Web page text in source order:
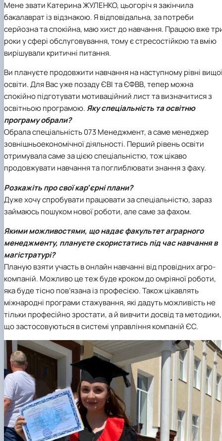
Мене звати Катерина ЖУЛЕНКО, цьогоріч я закінчила
бакалаврат із відзнакою. Я відповідальна, за потреби
серйозна та спокійна, маю хист до навчання. Працюю вже
роки у сфері обслуговування, тому є стресостійкою та вмію
вирішували критичні питання.
Ви плануєте продовжити навчання на наступному рівні
освіти. Для Вас уже позаду ЄВІ та ЄФВВ, тепер можна
спокійно підготувати мотиваційний лист та визначитися з
освітньою програмою.Яку спеціальність та освітню
програму обрали?
Обрала спеціальність 073 Менеджмент, а саме менеджер
зовнішньоекономічної діяльності. Перший рівень освіти
отримувала саме за цією спеціальністю, тож цікаво
продовжувати навчання та поглиблювати знання з фаху.
Розкажіть про свої карʼєрні плани?
Дуже хочу спробувати працювати за спеціальністю, зараз
займаюсь пошуком нової роботи, але саме за фахом.
Якими можливостями, що надає факультет аграрного
менеджменту, плануєте скористатись під час навчання в
магістратурі?
Планую взяти участь в онлайн навчанні від провідних агро-
компаній. Можливо це теж буде кроком до омріяної роботи,
яка буде тісно пов’язана із професією. Також цікавлять
міжнародні програми стажування, які дадуть можливість не
тільки професійно зростати, а й вивчити досвід та методики,
що застосовуються в системі управління компаній ЄС.